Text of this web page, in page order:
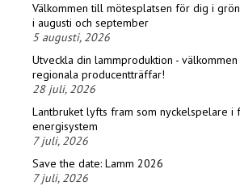
Välkommen till mötesplatsen för dig i
i augusti och september
5 augusti, 2026
Utveckla din lammproduktion -
regionala producentträffar!
28 juli, 2026
Lantbruket lyfts fram som nyckelspelare i
energisystem
7 juli, 2026
Save the date: Lamm 2026
7 juli, 2026